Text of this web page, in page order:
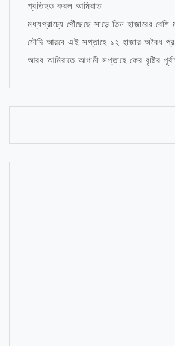
প্রতিহত করল আমিরাত
মধ্যপ্রাচ্যে পৌঁছেছে সাড়ে তিন হাজারের বেশি
সৌদি আরবে এই সপ্তাহে ১২ হাজার অবৈধ
আরব আমিরাতে আগামী সপ্তাহে ফের বৃষ্টির